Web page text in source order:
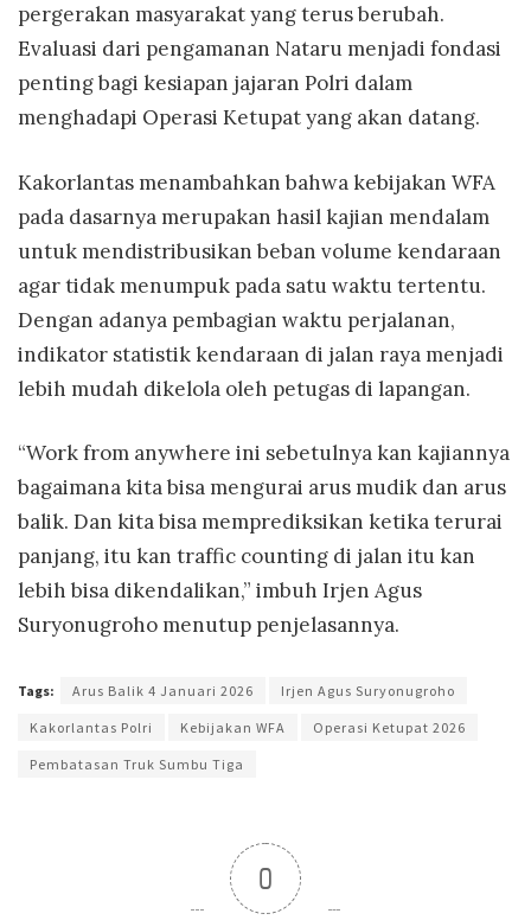
pergerakan masyarakat yang terus berubah.
Evaluasi dari pengamanan Nataru menjadi fondasi
penting bagi kesiapan jajaran Polri dalam
menghadapi Operasi Ketupat yang akan datang.
Kakorlantas menambahkan bahwa kebijakan WFA
pada dasarnya merupakan hasil kajian mendalam
untuk mendistribusikan beban volume kendaraan
agar tidak menumpuk pada satu waktu tertentu.
Dengan adanya pembagian waktu perjalanan,
indikator statistik kendaraan di jalan raya menjadi
lebih mudah dikelola oleh petugas di lapangan.
“Work from anywhere ini sebetulnya kan kajiannya
bagaimana kita bisa mengurai arus mudik dan arus
balik. Dan kita bisa memprediksikan ketika terurai
panjang, itu kan traffic counting di jalan itu kan
lebih bisa dikendalikan,” imbuh Irjen Agus
Suryonugroho menutup penjelasannya.
Tags: Arus Balik 4 Januari 2026 Irjen Agus Suryonugroho
Kakorlantas Polri Kebijakan WFA Operasi Ketupat 2026
Pembatasan Truk Sumbu Tiga
0